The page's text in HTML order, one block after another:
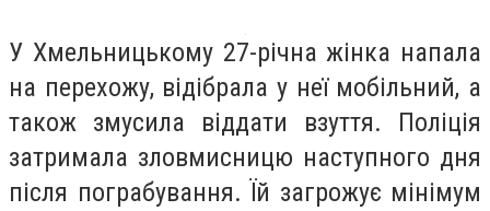
У Хмельницькому 27-річна жінка напала
на перехожу, відібрала у неї мобільний, а
також змусила віддати взуття. Поліція
затримала зловмисницю наступного дня
після пограбування. Їй загрожує мінімум